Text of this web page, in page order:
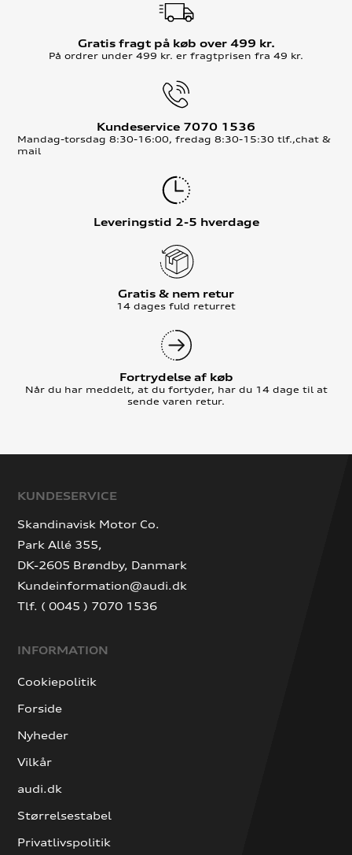
Gratis fragt på køb over 499 kr.
På ordrer under 499 kr. er fragtprisen fra 49 kr.
Kundeservice 7070 1536
Mandag-torsdag 8:30-16:00, fredag 8:30-15:30 tlf.,chat &
mail
Leveringstid 2-5 hverdage
Gratis & nem retur
14 dages fuld returret
Fortrydelse af køb
Når du har meddelt, at du fortyder, har du 14 dage til at
sende varen retur.
KUNDESERVICE
Skandinavisk Motor Co.
Park Allé 355,
DK-2605 Brøndby, Danmark
Kundeinformation@audi.dk
Tlf. ( 0045 ) 7070 1536
INFORMATION
Cookiepolitik
Forside
Nyheder
Vilkår
audi.dk
Størrelsestabel
Privatlivspolitik